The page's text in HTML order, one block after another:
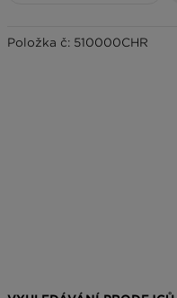
Položka č: 510000CHR